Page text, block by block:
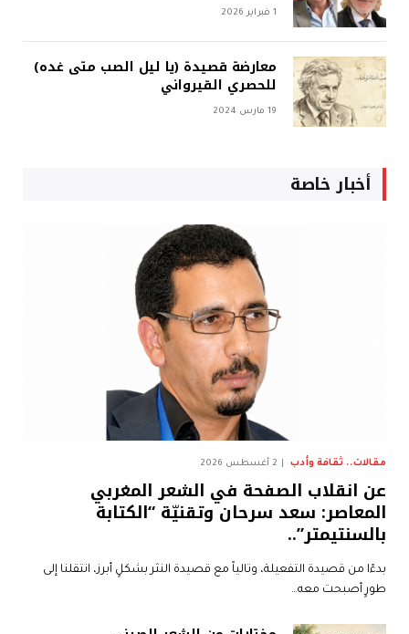
1 فبراير 2026
معارضة قصيدة (يا ليل الصب متى غده)
للحصري القيرواني
19 مارس 2024
أخبار خاصة
مقالات.. ثقافة وأدب 2 أغسطس 2026
عن انقلاب الصفحة في الشعر المغربي
المعاصر: سعد سرحان وتقنيّة “الكتابة
بالسنتيمتر”..
بدءًا من قصيدة التفعيلة، وتالياً مع قصيدة النثر بشكلٍ أبرز، انتقلنا إلى
طورٍ أصبحت معه…